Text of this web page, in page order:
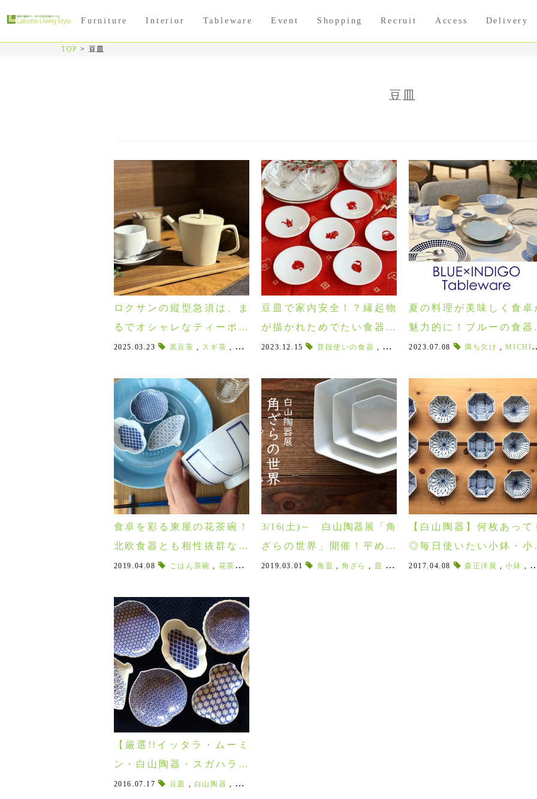
Furniture Interior Tableware Event Shopping Recruit Access Delivery
TOP > 豆皿
豆皿
ロクサンの縦型急須は、ま
るでオシャレなティーポッ
ト♪様々なインテリアに合わ
味しくなる常滑焼の急須
2025.03.23 黒豆茶 , スギ茶 , スギヒノキ茶,オシャレな急須,JINSUI , 人水,縦型急須 ,湯呑,焼き物好き,
豆皿で家内安全！？縁起物
が描かれためでたい食器！
６３ロクサンの『吉兆』の
2023.12.15 普段使いの食器 , めでたい日,吉兆,kitcyou,キッチョウ
夏の料理が美味しく食卓
魅力的に！ブルーの食器
イテム特集♪
2023.07.08 満ち欠け ,MICHIKAKE
食卓を彩る東屋の花茶碗！
北欧食器とも相性抜群な波
佐見焼のごはん茶碗♪
2019.04.08 ごはん茶碗 花茶碗 , 食卓,立花文穂, 天草陶石 , 呉須 , 大小 お米好き ,手作業 ,ごはん大好き ,
3/16(土)～ 白山陶器展「角
ざらの世界」開催！平めし
茶碗も揃っています！
2019.03.01 角皿 角ざら 皿 大皿 ,取り皿 ,郡山イベント ,めし茶
【白山陶器】何枚あって
◎毎日使いたい小鉢・小
でよそう・盛り付ける
2017.04.08 森正洋展 ,小鉢
【厳選!!イッタラ・ムーミ
ン・白山陶器・スガハラガ
ラス・・・】小さいけれど
2016.07.17 豆皿 白山陶器 イッタラ